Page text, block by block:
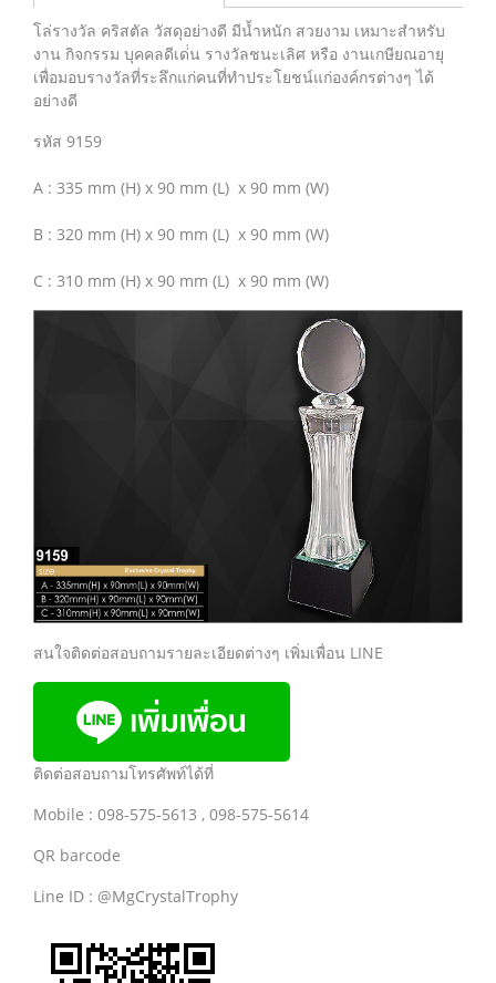
โล่รางวัล คริสตัล วัสดุอย่างดี มีน้ำหนัก สวยงาม เหมาะสำหรับ
งาน กิจกรรม บุคคลดีเด่่น รางวัลชนะเลิศ หรือ งานเกษียณอายุ
เพื่อมอบรางวัลที่ระลึกแก่คนที่ทำประโยชน์แก่องค์กรต่างๆ ได้
อย่างดี
รหัส 9159
A : 335 mm (H) x 90 mm (L) x 90 mm (W)
B : 320 mm (H) x 90 mm (L) x 90 mm (W)
C : 310 mm (H) x 90 mm (L) x 90 mm (W)
สนใจติดต่อสอบถามรายละเอียดต่างๆ เพิ่มเพื่อน LINE
ติดต่อสอบถามโทรศัพท์ได้ที่
Mobile : 098-575-5613 , 098-575-5614
QR barcode
Line ID : @MgCrystalTrophy